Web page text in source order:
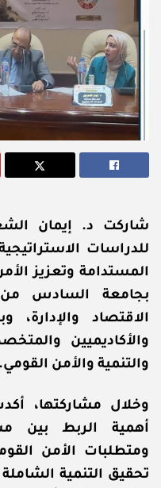
شاركت د. إيمان
للدراسات
المستدامة وتعزيز
بجامعة السادس من
الاقتصاد
والأكاديميين
والتنمية والأمن القومي.
وخلال مشاركتها،
أهمية الربط بين
ومتطلبات الأمن
تحقيق التنمية